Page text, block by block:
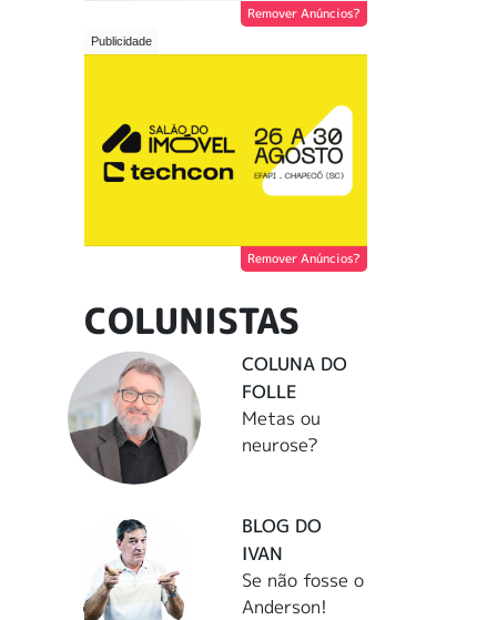
Remover Anúncios?
Remover Anúncios?
COLUNISTAS
COLUNA DO
FOLLE
Metas ou
neurose?
BLOG DO
IVAN
Se não fosse o
Anderson!